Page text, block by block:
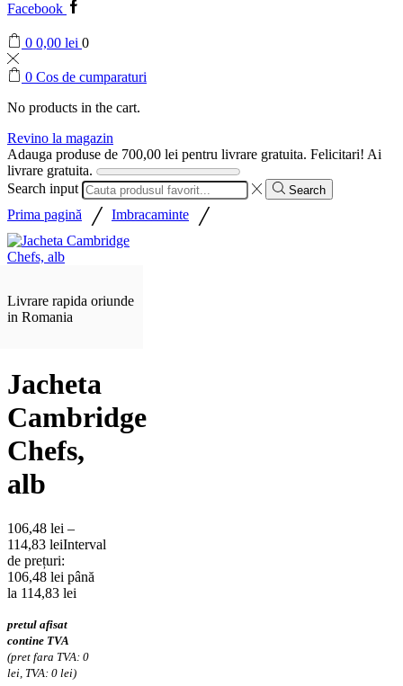
Facebook
0 0,00 lei 0
0 Cos de cumparaturi
No products in the cart.
Revino la magazin
Adauga produse de 700,00 lei pentru livrare gratuita. Felicitari! Ai
livrare gratuita.
Search input
Search
Prima pagină / Imbracaminte /
Livrare rapida oriunde
in Romania
Jacheta
Cambridge
Chefs,
alb
106,48 lei –
114,83 leiInterval
de prețuri:
106,48 lei până
la 114,83 lei
pretul afisat
contine TVA
(pret fara TVA: 0
lei, TVA: 0 lei)